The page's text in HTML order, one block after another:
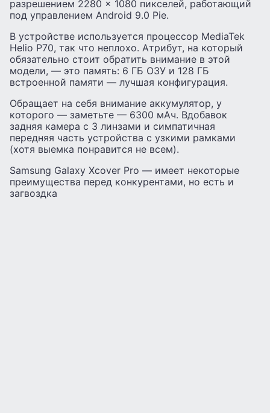
разрешением 2280 × 1080 пикселей, работающий
под управлением Android 9.0 Pie.
В устройстве используется процессор MediaTek
Helio P70, так что неплохо. Атрибут, на который
обязательно стоит обратить внимание в этой
модели, — это память: 6 ГБ ОЗУ и 128 ГБ
встроенной памяти — лучшая конфигурация.
Обращает на себя внимание аккумулятор, у
которого — заметьте — 6300 мАч. Вдобавок
задняя камера с 3 линзами и симпатичная
передняя часть устройства с узкими рамками
(хотя выемка понравится не всем).
Samsung Galaxy Xcover Pro — имеет некоторые
преимущества перед конкурентами, но есть и
загвоздка